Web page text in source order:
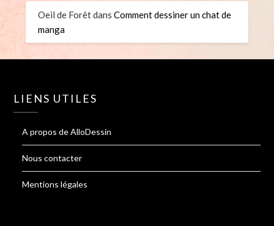
Oeil de ForêtdansComment dessiner un chat de
manga
LIENS UTILES
A propos de AlloDessin
Nous contacter
Mentions légales